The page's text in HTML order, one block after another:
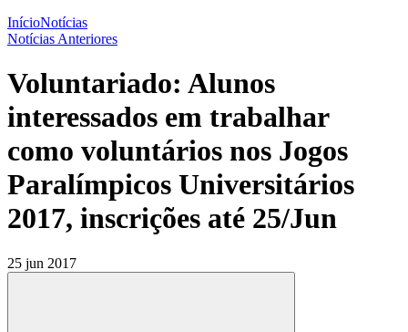
InícioNotícias
Notícias Anteriores
Voluntariado: Alunos
interessados em trabalhar
como voluntários nos Jogos
Paralímpicos Universitários
2017, inscrições até 25/Jun
25 jun 2017